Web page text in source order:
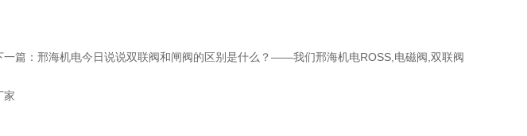
一篇： 邢海机电今日说说双联阀和闸阀的区别是什么？——我们邢海机电ROSS,电磁阀,双联阀
家